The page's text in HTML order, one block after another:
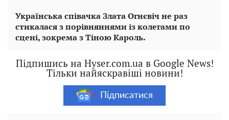
Українська співачка Злата Огнєвіч не раз
стикалася з порівняннями із колегами по
сцені, зокрема з Тіною Кароль.
Підпишись на Hyser.com.ua в Google News!
Тільки найяскравіші новини!
Підписатися